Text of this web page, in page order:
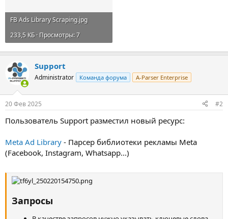
FB Ads Library Scraping.jpg
233,5 КБ · Просмотры: 7
Support
Administrator Команда форума A-Parser Enterprise
20 Фев 2025 #2
Пользователь Support разместил новый ресурс:
Meta Ad Library - Парсер библиотеки рекламы Meta
(Facebook, Instagram, Whatsapp...)
Запросы